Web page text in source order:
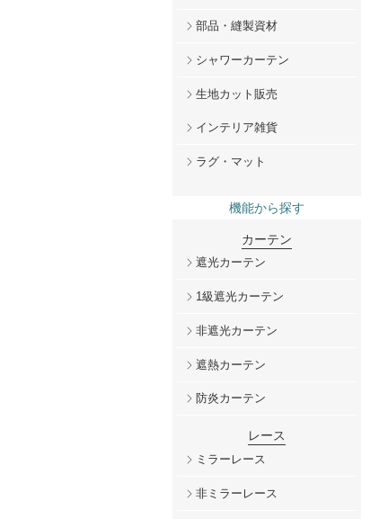
部品・縫製資材
シャワーカーテン
生地カット販売
インテリア雑貨
ラグ・マット
機能から探す
カーテン
遮光カーテン
1級遮光カーテン
非遮光カーテン
遮熱カーテン
防炎カーテン
レース
ミラーレース
非ミラーレース